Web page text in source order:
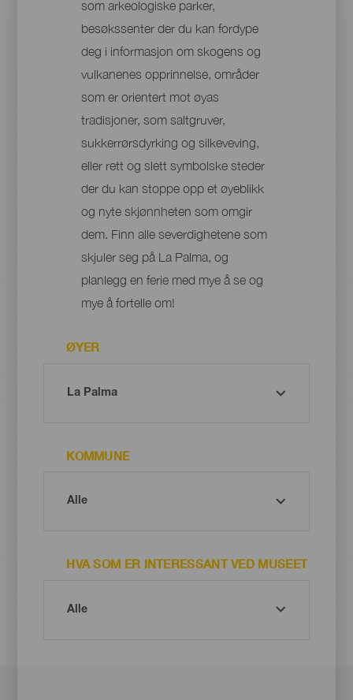
som arkeologiske parker,
besøkssenter der du kan fordype
deg i informasjon om skogens og
vulkanenes opprinnelse, områder
som er orientert mot øyas
tradisjoner, som saltgruver,
sukkerrørsdyrking og silkeveving,
eller rett og slett symbolske steder
der du kan stoppe opp et øyeblikk
og nyte skjønnheten som omgir
dem. Finn alle severdighetene som
skjuler seg på La Palma, og
planlegg en ferie med mye å se og
mye å fortelle om!
ØYER
KOMMUNE
HVA SOM ER INTERESSANT VED MUSEET